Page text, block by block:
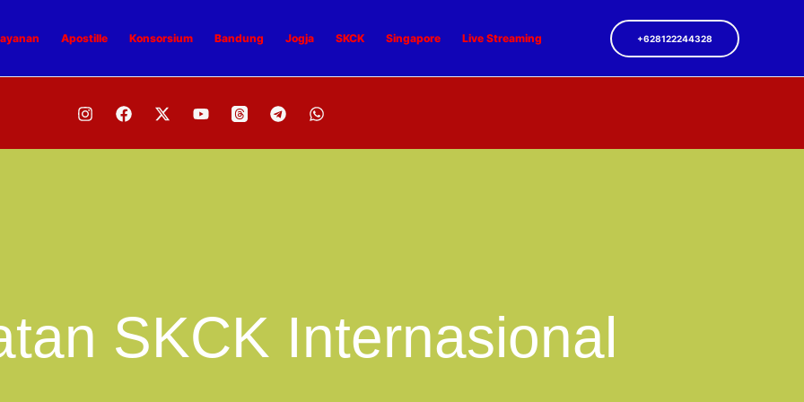
Apostille Konsorsium Bandung Jogja SKCK Singapore Live Streaming +628122244328
SKCK Internasional